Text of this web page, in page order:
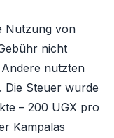
Nutzung von
nicht
nutzten
Die Steuer wurde
– 200 UGX pro
Kampalas